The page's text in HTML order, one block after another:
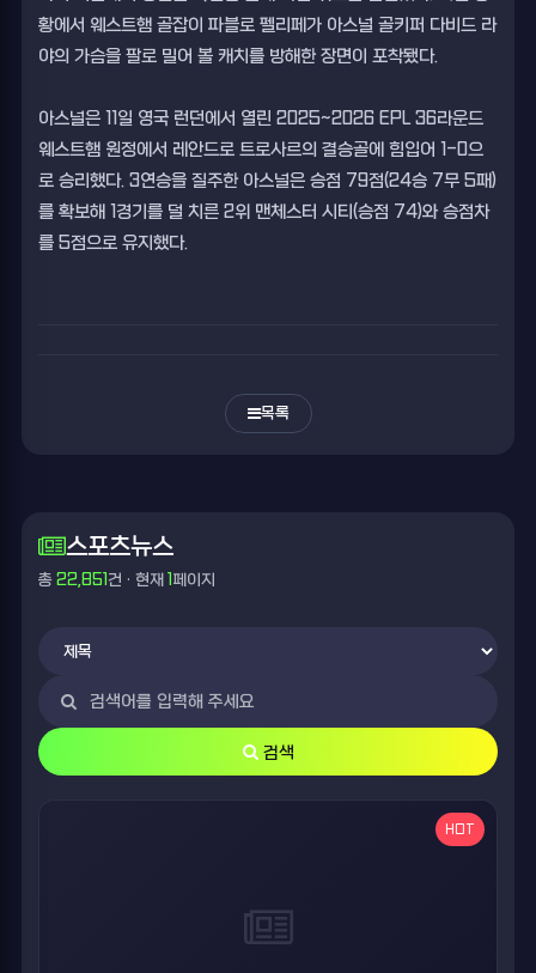
황에서 웨스트햄 골잡이 파블로 펠리페가 아스널 골키퍼 다비드 라
야의 가슴을 팔로 밀어 볼 캐치를 방해한 장면이 포착됐다.
아스널은 11일 영국 런던에서 열린 2025~2026 EPL 36라운드
웨스트햄 원정에서 레안드로 트로사르의 결승골에 힘입어 1-0으
로 승리했다. 3연승을 질주한 아스널은 승점 79점(24승 7무 5패)
를 확보해 1경기를 덜 치른 2위 맨체스터 시티(승점 74)와 승점차
를 5점으로 유지했다.
목록
스포츠뉴스
총 22,851건 · 현재 1 페이지
검색
HOT